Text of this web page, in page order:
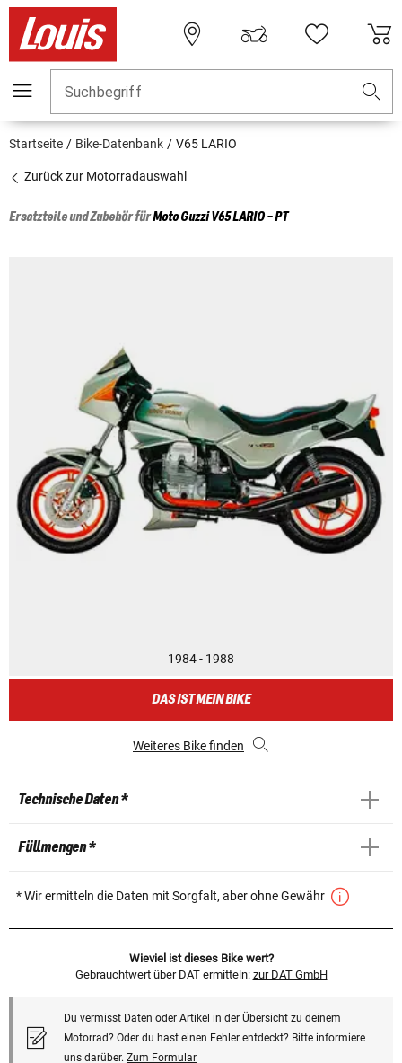
Suchbegriff
Startseite Bike-Datenbank V65 LARIO
Zurück zur Motorradauswahl
Ersatzteile und Zubehör fürMoto GuzziV65 LARIO - PT
1984 - 1988
DAS IST MEIN BIKE
Weiteres Bike finden
Technische Daten *
Füllmengen *
* Wir ermitteln die Daten mit Sorgfalt, aber ohne Gewähr
Wieviel ist dieses Bike wert?
Gebrauchtwert über DAT ermitteln: zur DAT GmbH
Du vermisst Daten oder Artikel in der Übersicht zu deinem
Motorrad? Oder du hast einen Fehler entdeckt? Bitte informiere
uns darüber. Zum Formular